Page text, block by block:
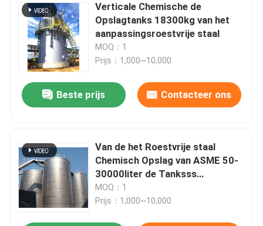
Verticale Chemische de
Opslagtanks 18300kg van het
aanpassingsroestvrije staal
MOQ：1
Prijs：1,000~10,000
Beste prijs Contacteer ons
Van de het Roestvrije staal
Chemisch Opslag van ASME 50-
30000liter de Tanksss
Opslagvat
MOQ：1
Prijs：1,000~10,000